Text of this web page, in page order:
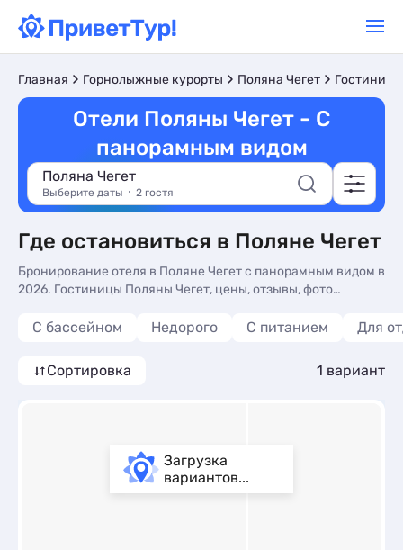
Главная Горнолыжные курорты Поляна Чегет
Отели Поляны Чегет - С
панорамным видом
Поляна Чегет
Выберите даты 2 гостя
Где остановиться в Поляне Чегет
Бронирование отеля в Поляне Чегет с панорамным видом в
2026. Гостиницы Поляны Чегет, цены, отзывы, фото
С бассейном Недорого С питанием Для
Сортировка 1 вариант
Загрузка
вариантов...